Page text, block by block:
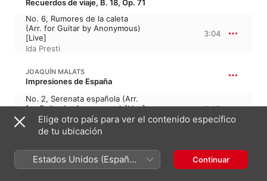
Recuerdos de viaje, B. 18, Op. 71
No. 6, Rumores de la caleta
(Arr. for Guitar by Anonymous)
[Live]
Ida Presti
3:04
JOAQUÍN MALATS
Impresiones de España
No. 2, Serenata española (Arr.
for Guitar by Anonymous) [Live]
Ida Presti
3:07
TORROBA: GUITAR SONATINA
Elige otro país para ver el contenido específico
de tu ubicación
Estados Unidos (Español
México)
Continuar